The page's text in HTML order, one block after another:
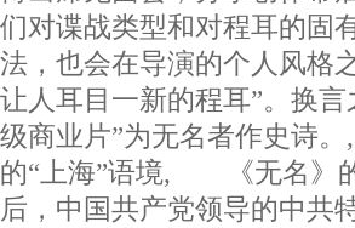
们对谍战类型和对程耳的固
法，也会在导演的个人风格
让人耳目一新的程耳”。换
级商业片”为无名者作史
的“上海”语境, 《无名》
后，中国共产党领导的中共